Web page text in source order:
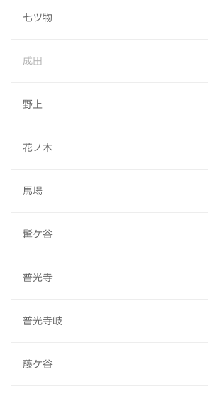
七ツ物
成田
野上
花ノ木
馬場
髯ケ谷
普光寺
普光寺岐
藤ケ谷